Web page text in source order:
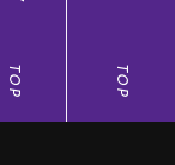
TOP TOP